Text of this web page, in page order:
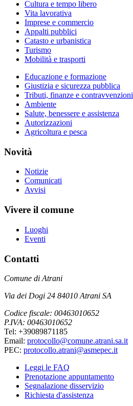
Cultura e tempo libero
Vita lavorativa
Imprese e commercio
Appalti pubblici
Catasto e urbanistica
Turismo
Mobilità e trasporti
Educazione e formazione
Giustizia e sicurezza pubblica
Tributi, finanze e contravvenzioni
Ambiente
Salute, benessere e assistenza
Autorizzazioni
Agricoltura e pesca
Novità
Notizie
Comunicati
Avvisi
Vivere il comune
Luoghi
Eventi
Contatti
Comune di Atrani
Via dei Dogi 24 84010 Atrani SA
Codice fiscale: 00463010652
P.IVA: 00463010652
Tel: +39089871185
Email: protocollo@comune.atrani.sa.it
PEC: protocollo.atrani@asmepec.it
Leggi le FAQ
Prenotazione appuntamento
Segnalazione disservizio
Richiesta d'assistenza